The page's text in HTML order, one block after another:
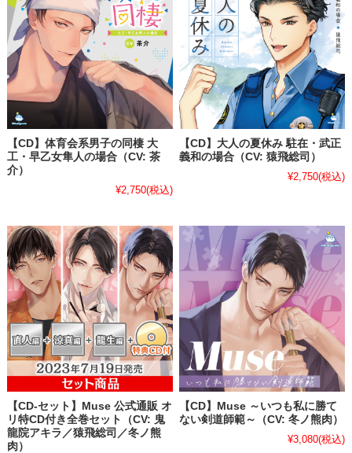
【CD】体育会系男子の同棲 大
工・早乙女隼人の場合（CV: 茶
介）
¥2,750(税込)
【CD】大人の夏休み 駐在・武正
義和の場合（CV: 猿飛総司）
¥2,750(税込)
【CD-セット】Muse 公式通販 オ
リ特CD付き全巻セット（CV: 鬼
龍院アキラ／猿飛総司／冬ノ熊
肉）
【CD】Muse ～いつも私に勝て
ない剣道師範～（CV: 冬ノ熊肉）
¥3,080(税込)